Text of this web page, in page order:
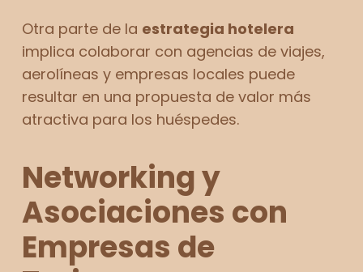
Otra parte de la estrategia hotelera
implica colaborar con agencias de viajes,
aerolíneas y empresas locales puede
resultar en una propuesta de valor más
atractiva para los huéspedes.
Networking y
Asociaciones con
Empresas de